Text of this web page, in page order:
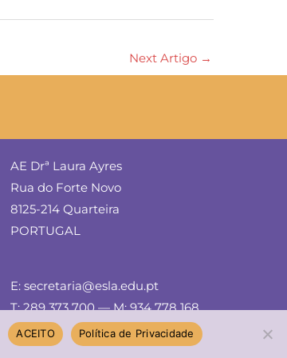
Next Artigo →
AE Drª Laura Ayres
Rua do Forte Novo
8125-214 Quarteira
PORTUGAL
E: secretaria@esla.edu.pt
T: 289 373 700 — M: 934 778 168
ACEITO Política de Privacidade